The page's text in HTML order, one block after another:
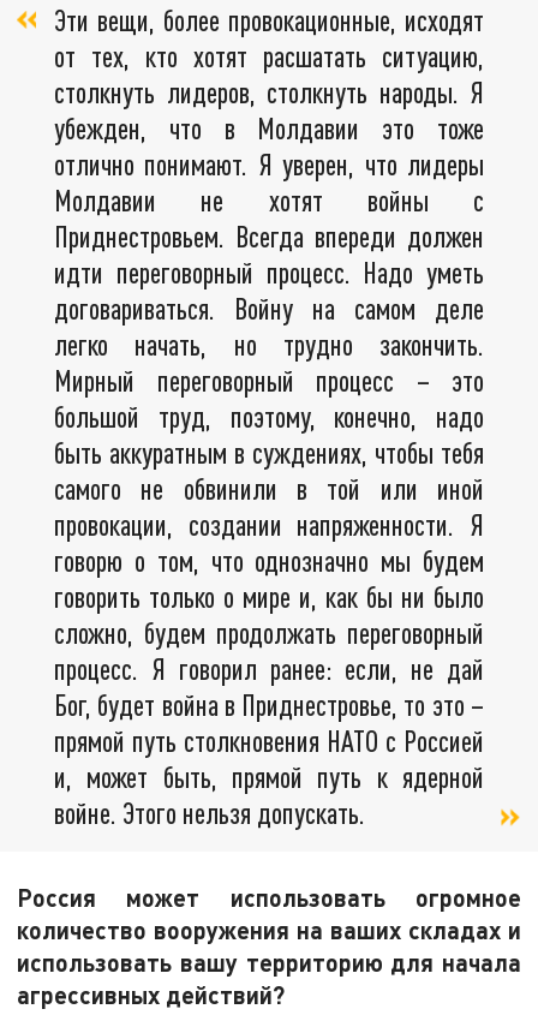
Эти вещи, более провокационные, исходят
от тех, кто хотят расшатать ситуацию,
столкнуть лидеров, столкнуть народы. Я
убежден, что в Молдавии это тоже
отлично понимают. Я уверен, что лидеры
Молдавии не хотят войны с
Приднестровьем. Всегда впереди должен
идти переговорный процесс. Надо уметь
договариваться. Войну на самом деле
легко начать, но трудно закончить.
Мирный переговорный процесс – это
большой труд, поэтому, конечно, надо
быть аккуратным в суждениях, чтобы тебя
самого не обвинили в той или иной
провокации, создании напряженности. Я
говорю о том, что однозначно мы будем
говорить только о мире и, как бы ни было
сложно, будем продолжать переговорный
процесс. Я говорил ранее: если, не дай
Бог, будет война в Приднестровье, то это –
прямой путь столкновения НАТО с Россией
и, может быть, прямой путь к ядерной
войне. Этого нельзя допускать.
Россия может использовать огромное
количество вооружения на ваших складах и
использовать вашу территорию для начала
агрессивных действий?